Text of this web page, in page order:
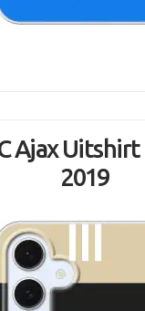
Ajax Uitshirt
2019